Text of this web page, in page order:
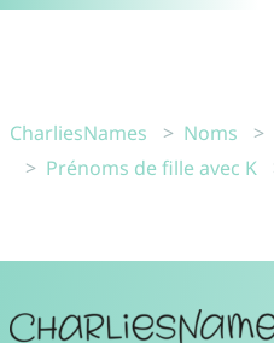
CharliesNames Noms
Prénoms de fille avec K